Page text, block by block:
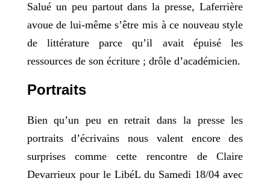
Salué un peu partout dans la presse, Laferrière
avoue de lui-même s’être mis à ce nouveau style
de littérature parce qu’il avait épuisé les
ressources de son écriture ; drôle d’académicien.
Portraits
Bien qu’un peu en retrait dans la presse les
portraits d’écrivains nous valent encore des
surprises comme cette rencontre de Claire
Devarrieux pour le LibéL du Samedi 18/04 avec